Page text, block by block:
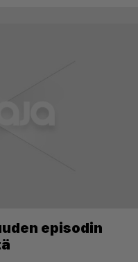
episodin